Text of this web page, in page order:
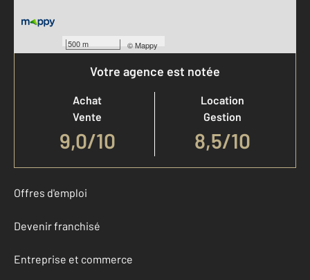
500 m ©Mappy
Votre agence est notée
Achat
Vente
9,0/10
Location
Gestion
8,5/10
Offres d'emploi
Devenir franchisé
Entreprise et commerce